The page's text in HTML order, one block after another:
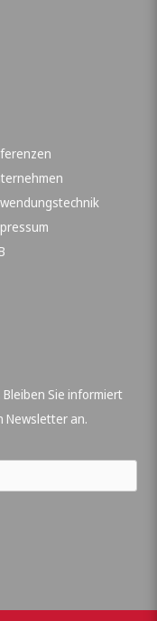
Bleiben Sie informiert
Newsletter an.